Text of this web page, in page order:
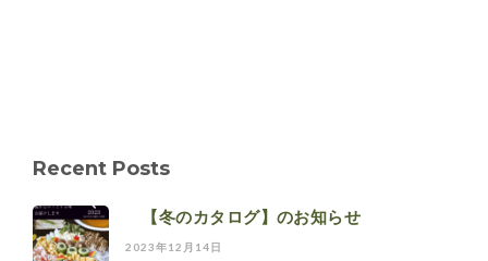
Recent Posts
【冬のカタログ】のお知らせ
2023年12月14日